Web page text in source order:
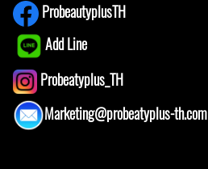
ProbeautyplusTH
Add Line
Probeatyplus_TH
Marketing@probeatyplus-th.com